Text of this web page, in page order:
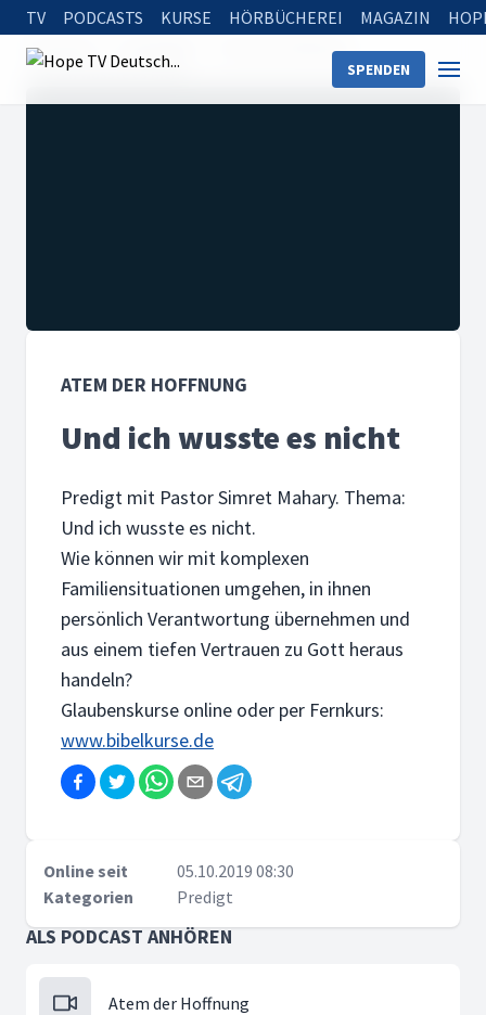
TV PODCASTS KURSE HÖRBÜCHEREI MAGAZIN
SPENDEN
Startseite
Atem der Hoffnung
Und ich wusste es nicht
ATEM DER HOFFNUNG
Und ich wusste es nicht
Predigt mit Pastor Simret Mahary. Thema:
Und ich wusste es nicht.
Wie können wir mit komplexen
Familiensituationen umgehen, in ihnen
persönlich Verantwortung übernehmen und
aus einem tiefen Vertrauen zu Gott heraus
handeln?
Glaubenskurse online oder per Fernkurs:
www.bibelkurse.de
Online seit
05.10.2019 08:30
Kategorien
Predigt
ALS PODCAST ANHÖREN
Atem der Hoffnung